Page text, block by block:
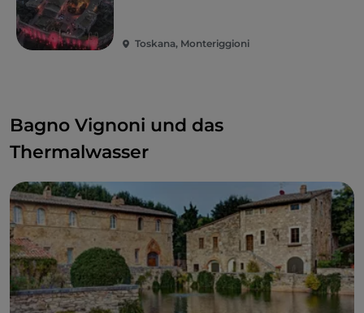
Toskana, Monteriggioni
Bagno Vignoni und das
Thermalwasser